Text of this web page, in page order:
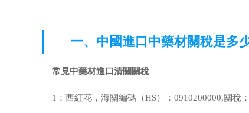
一、中國進口中藥材關稅是多
常見中藥材進口清關關稅
1：西紅花，海關編碼（HS）：0910200000,關稅